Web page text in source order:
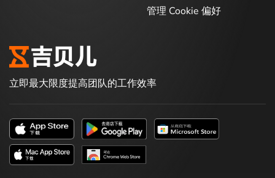
管理 Cookie 偏好
立即最大限度提高团队的工作效率